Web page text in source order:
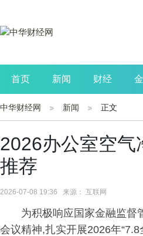
首页 新闻 财经
公司 生活 读书
中华财经网 新闻 正文
2026办公室空
推荐
2026-07-08 19:36 来源： 互联网
为积极响应国家金融监督
会议精神,扎实开展2026年